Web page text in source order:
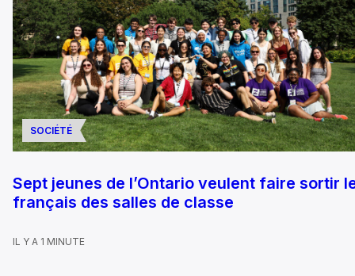
SOCIÉTÉ
Sept jeunes de l’Ontario veulent faire sortir
français des salles de classe
IL Y A 1 MINUTE